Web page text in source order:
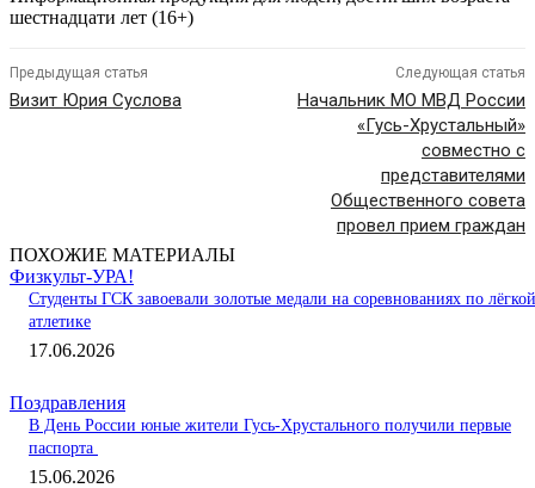
шестнадцати лет (16+)
Предыдущая статья
Визит Юрия Суслова
Следующая статья
Начальник МО МВД России
«Гусь-Хрустальный»
совместно с
представителями
Общественного совета
провел прием граждан
ПОХОЖИЕ МАТЕРИАЛЫ
Физкульт-УРА!
Студенты ГСК завоевали золотые медали на соревнованиях по лёгкой
атлетике
17.06.2026
Поздравления
В День России юные жители Гусь-Хрустального получили первые
паспорта
15.06.2026